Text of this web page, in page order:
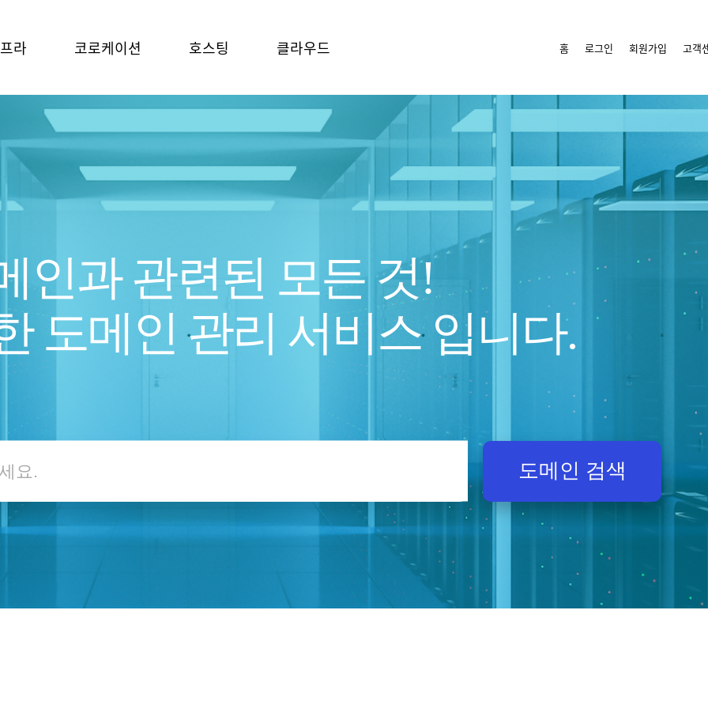
라 코로케이션 호스팅 클라우드 홈 로그인 회원가입 고객
인과 관련된 모든 것!
도메인 관리 서비스 입니다.
도메인 검색